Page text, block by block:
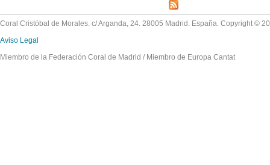
Coral Cristóbal de Morales. c/ Arganda, 24. 28005 Madrid. España. Copyright ©
Aviso Legal
Miembro de la Federación Coral de Madrid / Miembro de Europa Cantat